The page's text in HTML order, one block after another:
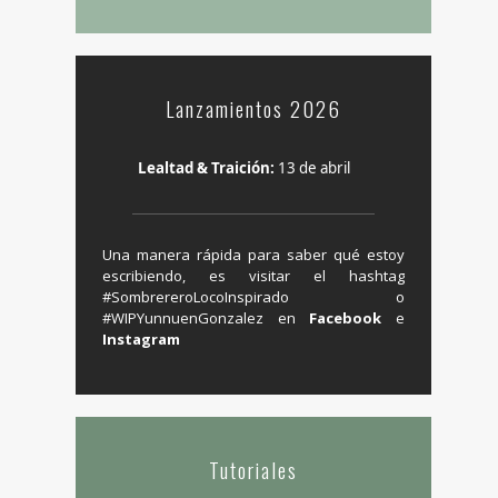
Lanzamientos 2026
Lealtad & Traición: 13 de abril
Una manera rápida para saber qué estoy
escribiendo, es visitar el hashtag
‬#SombrereroLocoInspirado o
#WIPYunnuenGonzalez en ‪ Facebook e
Instagram
Tutoriales